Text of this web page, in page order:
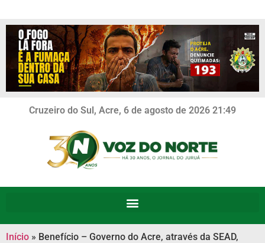
Cruzeiro do Sul, Acre, 6 de agosto de 2026 21:49
Início » Benefício – Governo do Acre, através da SEAD,